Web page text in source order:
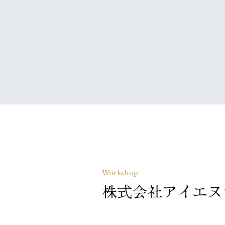
Workshop
株式会社アイエ